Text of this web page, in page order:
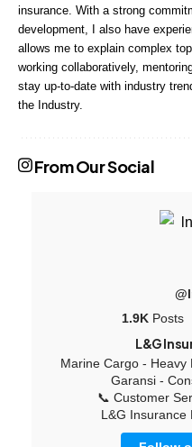
insurance. With a strong
development, I also have
allows me to explain complex
working collaboratively,
stay up-to-date with industry
the Industry.
From Our Social
1.9K Posts
L&G
Marine Cargo - Heavy
Garansi -
📞 Customer
L&G Insurance